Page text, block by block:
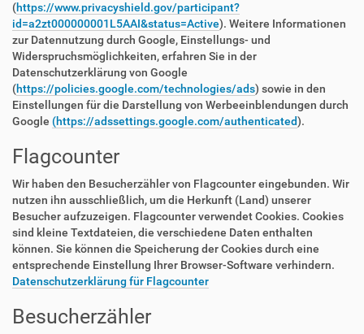
(https://www.privacyshield.gov/participant?
id=a2zt000000001L5AAI&status=Active). Weitere Informationen
zur Datennutzung durch Google, Einstellungs- und
Widerspruchsmöglichkeiten, erfahren Sie in der
Datenschutzerklärung von Google
(https://policies.google.com/technologies/ads) sowie in den
Einstellungen für die Darstellung von Werbeeinblendungen durch
Google (https://adssettings.google.com/authenticated).
Flagcounter
Wir haben den Besucherzähler von Flagcounter eingebunden. Wir
nutzen ihn ausschließlich, um die Herkunft (Land) unserer
Besucher aufzuzeigen. Flagcounter verwendet Cookies. Cookies
sind kleine Textdateien, die verschiedene Daten enthalten
können. Sie können die Speicherung der Cookies durch eine
entsprechende Einstellung Ihrer Browser-Software verhindern.
Datenschutzerklärung für Flagcounter
Besucherzähler